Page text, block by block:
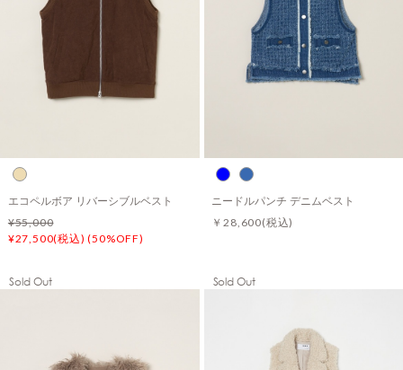
エコペルボア リバーシブルベスト
¥55,000
¥27,500(税込) (50%OFF)
ニードルパンチ デニムベスト
￥28,600(税込)
Sold Out Sold Out